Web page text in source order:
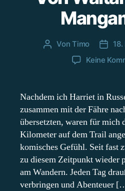
Beitragsautor
VonTimo
Keine
Nachdem ich Harriet in
zusammen mit der Fähre
übersetzten, waren für mich
Kilometer auf dem Trail
komisches Gefühl. Seit fast
zu diesem Zeitpunkt wieder
am Wandern. Jeden Tag
verbringen und Abenteuer